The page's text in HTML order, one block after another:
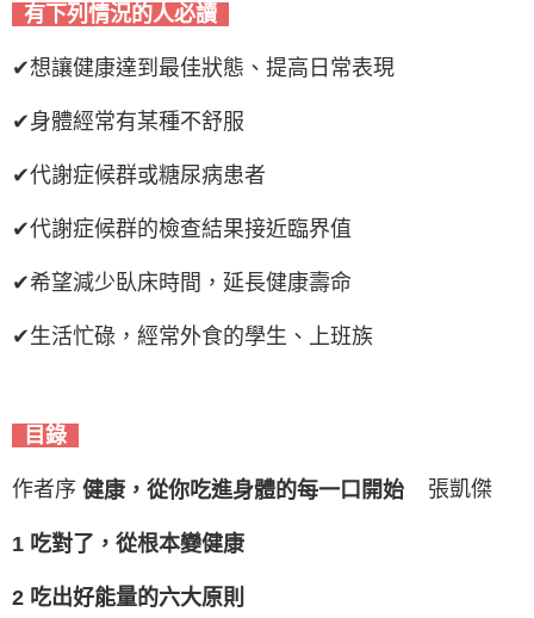
有下列情況的人必讀
✔想讓健康達到最佳狀態、提高日常表現
✔身體經常有某種不舒服
✔代謝症候群或糖尿病患者
✔代謝症候群的檢查結果接近臨界值
✔希望減少臥床時間，延長健康壽命
✔生活忙碌，經常外食的學生、上班族
目錄
作者序 健康，從你吃進身體的每一口開始 張凱傑
1 吃對了，從根本變健康
2 吃出好能量的六大原則